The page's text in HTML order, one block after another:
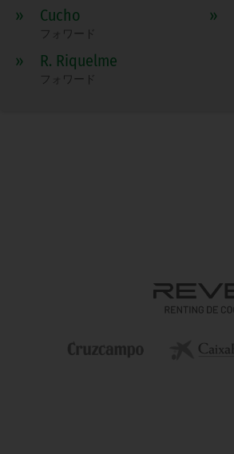
» Cucho
フォワード
»
» R. Riquelme
フォワード